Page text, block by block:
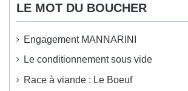
LE MOT DU BOUCHER
Engagement MANNARINI
Le conditionnement sous vide
Race à viande : Le Boeuf